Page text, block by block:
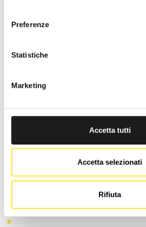
Preferenze
Statistiche
Marketing
Accetta tutti
Accetta selezionati
Rifiuta
Richiedi informazioni